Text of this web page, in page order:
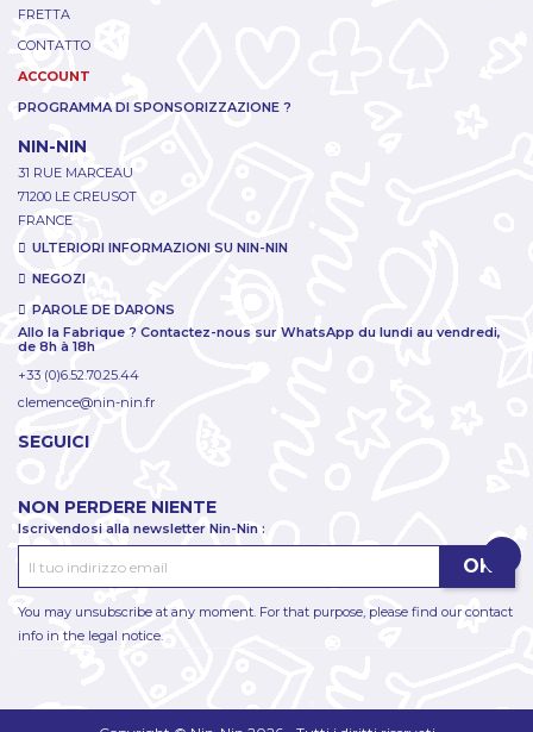
FRETTA
CONTATTO
ACCOUNT
PROGRAMMA DI SPONSORIZZAZIONE ?
NIN-NIN
31 RUE MARCEAU
71200 LE CREUSOT
FRANCE
ULTERIORI INFORMAZIONI SU NIN-NIN
NEGOZI
PAROLE DE DARONS
Allo la Fabrique ? Contactez-nous sur WhatsApp du lundi au vendredi,
de 8h à 18h
+33 (0)6.52.70.25.44
clemence@nin-nin.fr
SEGUICI
NON PERDERE NIENTE
Iscrivendosi alla newsletter Nin-Nin :
You may unsubscribe at any moment. For that purpose, please find our contact
info in the legal notice.